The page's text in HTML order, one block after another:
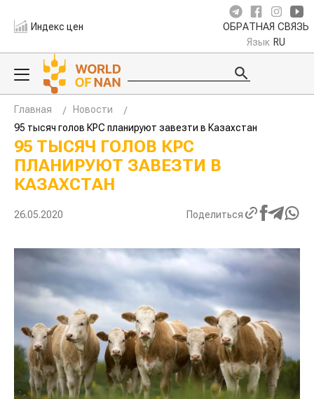
Индекс цен ОБРАТНАЯ СВЯЗЬ
Язык RU
Главная
Новости
95 тысяч голов КРС планируют завезти в Казахстан
95 ТЫСЯЧ ГОЛОВ КРС
ПЛАНИРУЮТ ЗАВЕЗТИ В
КАЗАХСТАН
26.05.2020 Поделиться